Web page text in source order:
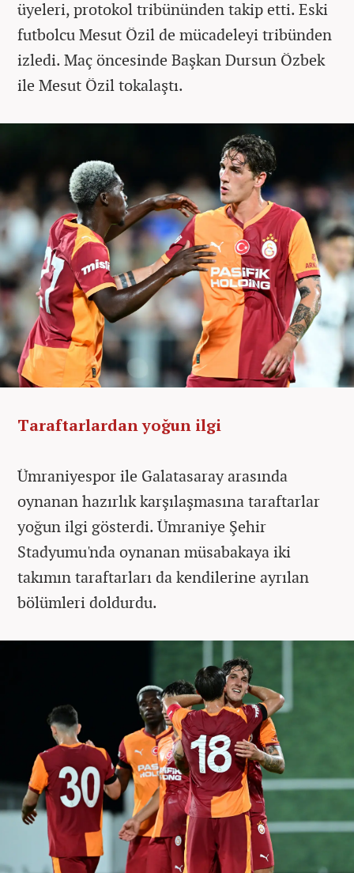
üyeleri, protokol tribününden takip etti. Eski
futbolcu Mesut Özil de mücadeleyi tribünden
izledi. Maç öncesinde Başkan Dursun Özbek
ile Mesut Özil tokalaştı.
Taraftarlardan yoğun ilgi
Ümraniyespor ile Galatasaray arasında
oynanan hazırlık karşılaşmasına taraftarlar
yoğun ilgi gösterdi. Ümraniye Şehir
Stadyumu'nda oynanan müsabakaya iki
takımın taraftarları da kendilerine ayrılan
bölümleri doldurdu.